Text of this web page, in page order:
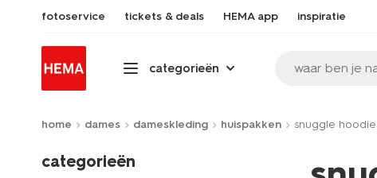
fotoservice tickets & deals HEMA app inspiratie
categorieën waar ben je
home dames dameskleding huispakken snuggle
categorieën